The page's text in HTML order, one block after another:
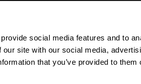
social media features and to
site with our social media,
that you’ve provided to them
Mentions légales
Paramètres des